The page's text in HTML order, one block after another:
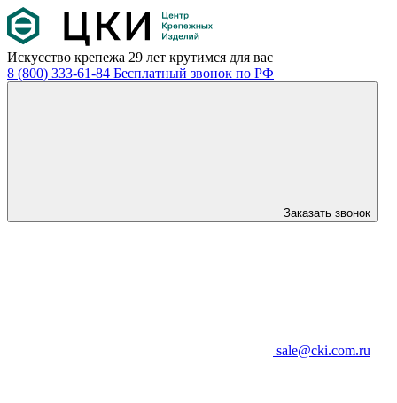
Искусство крепежа 29 лет крутимся для вас
8 (800) 333-61-84 Бесплатный звонок по РФ
Заказать звонок
sale@cki.com.ru